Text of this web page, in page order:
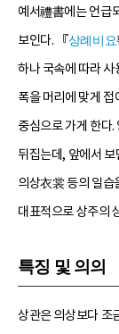
예서禮書에는 언급
보인다. 『상례비요
하나 국속에 따라
폭을 머리에 맞게
중심으로 가게 한다.
뒤집는데, 앞에서
의상衣裳 등의 일
대표적으로 상주의
특징 및 의의
상관은 의상보다 조